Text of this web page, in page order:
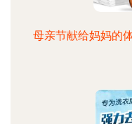
母亲节献给妈妈的